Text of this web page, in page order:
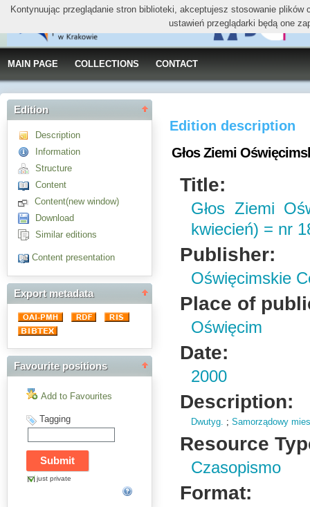
MAIN PAGE COLLECTIONS CONTACT
Edition
Description
Information
Structure
Content
Content(new window)
Download
Similar editions
Content presentation
Export metadata
Favourite positions
Add to Favourites
Tagging
just private
Edition description
Głos Ziemi
Title:
Głos Ziemi
kwiecień) = nr
Publisher:
Oświęcimskie
Place of
Oświęcim
Date:
2000
Description:
Dwutyg. ;Samorządowy
Resource
Czasopismo
Format:
Kontynuując przeglądanie stron biblioteki, akceptujesz stosowanie
ustawień przeglądarki będą one